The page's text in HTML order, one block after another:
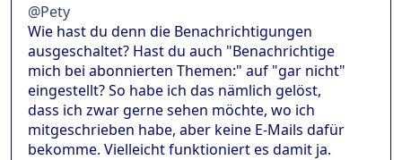
@Pety
Wie hast du denn die Benachrichtigungen
ausgeschaltet? Hast du auch "Benachrichtige
mich bei abonnierten Themen:" auf "gar nicht"
eingestellt? So habe ich das nämlich gelöst,
dass ich zwar gerne sehen möchte, wo ich
mitgeschrieben habe, aber keine E-Mails dafür
bekomme. Vielleicht funktioniert es damit ja.